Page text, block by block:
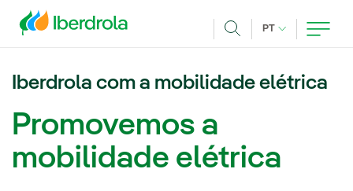
PT IDIOMA ATUAL,
Iberdrola com a mobilidade elétrica
Promovemos a
mobilidade elétrica